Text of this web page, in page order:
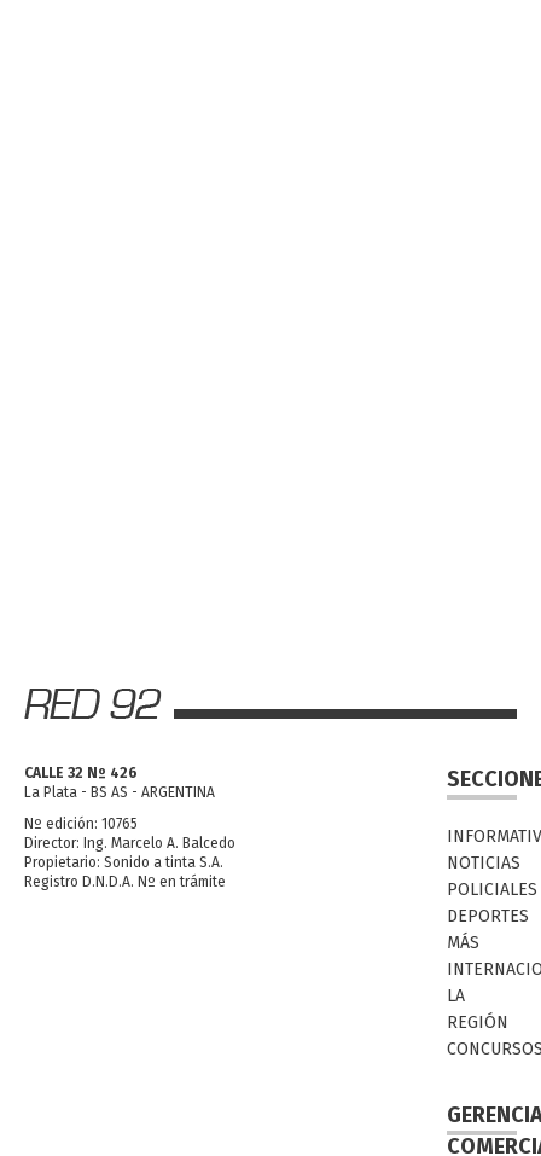
CALLE 32 Nº 426
La Plata - BS AS - ARGENTINA
Nº edición: 10765
Director: Ing. Marcelo A. Balcedo
Propietario: Sonido a tinta S.A.
Registro D.N.D.A. Nº en trámite
NOTICIAS
POLICIALES
DEPORTES
MÁS
LA
REGIÓN